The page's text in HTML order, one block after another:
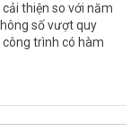
thiện so với năm
số vượt quy
trình có hàm